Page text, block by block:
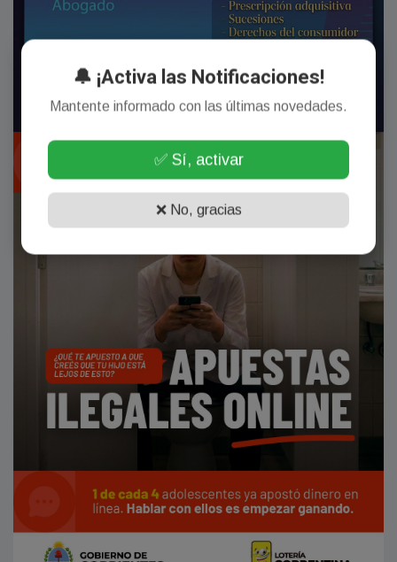
🔔 ¡Activa las Notificaciones!
Mantente informado con las últimas novedades.
✅ Sí, activar
❌ No, gracias